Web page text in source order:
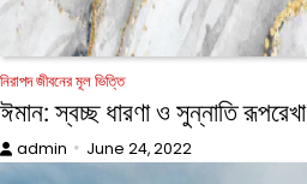
নিরাপদ জীবনের মূল ভিত্তি
ঈমান: স্বচ্ছ ধারণা ও সুন্নাতি রূপরেখা
admin June 24, 2022